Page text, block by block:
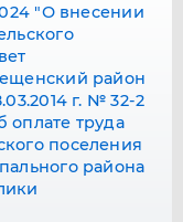
"О внесении
район
г. № 32-2
труда
поселения
района